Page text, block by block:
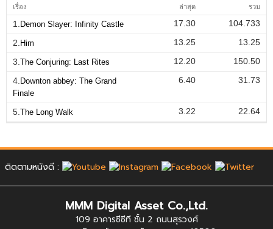
เรื่อง ล่าสุด รวม
1. Demon Slayer: Infinity Castle 17.30
104.733
2. Him 13.25
13.25
3. The Conjuring: Last Rites 12.20
150.50
4. Downton abbey: The Grand
Finale
6.40 31.73
5. The Long Walk 3.22 22.64
ติดตามหนังดี :
MMM Digital Asset Co.,Ltd.
109 อาคารซีซีที ชั้น 2 ถนนสุรวงศ์